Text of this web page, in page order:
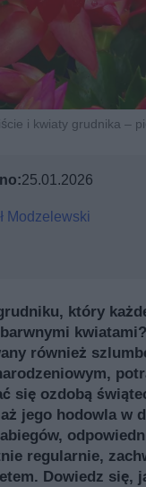
i kwiaty grudnika –
25.01.2026
Modzelewski
który
również
się ozdobą
jego hodowla w
regularnie,
Dowiedz się,